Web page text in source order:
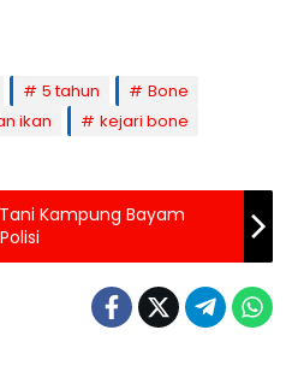
5 tahun
Bone
ikan
kejari bone
Kampung Bayam